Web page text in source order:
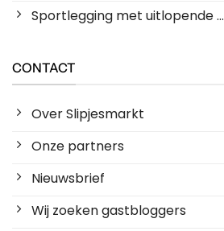
Sportlegging met uitlopende ...
CONTACT
Over Slipjesmarkt
Onze partners
Nieuwsbrief
Wij zoeken gastbloggers